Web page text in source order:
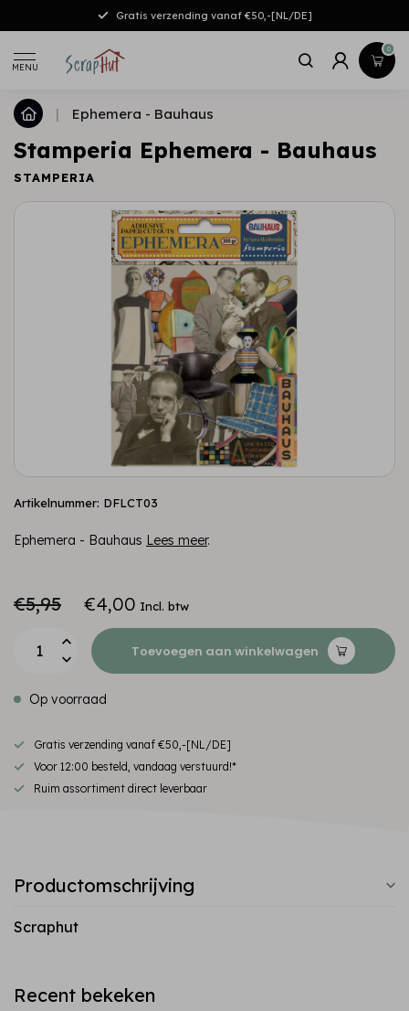
Gratis verzending vanaf €50,-[NL/DE]
MENU
0
| Ephemera - Bauhaus
Stamperia Ephemera - Bauhaus
STAMPERIA
Artikelnummer: DFLCT03
Ephemera - Bauhaus Lees meer.
€5,95 €4,00 Incl. btw
Toevoegen aan winkelwagen
Op voorraad
Gratis verzending vanaf €50,-[NL/DE]
Voor 12:00 besteld, vandaag verstuurd!*
Ruim assortiment direct leverbaar
Productomschrijving
Scraphut
Recent bekeken